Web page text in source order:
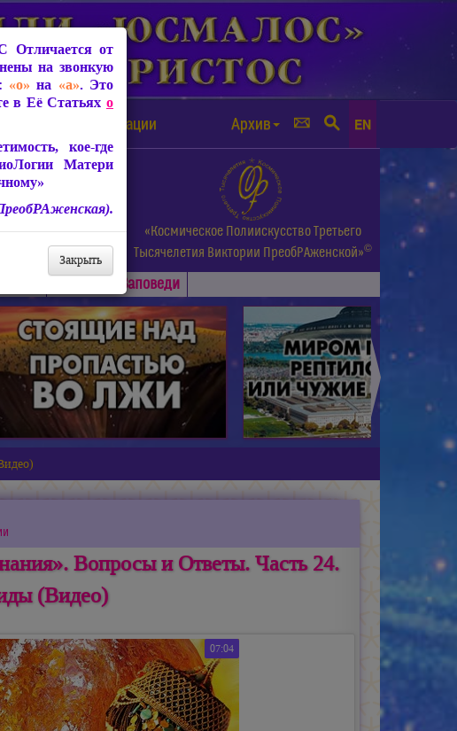
Защита от чипизации Архив EN
Мира.
Аудио и др.
«Космическое Полиискусство Третьего
Тысячелетия Виктории ПреобРАженской»©
Заповеди ►
Вопросы и Ответы. Часть 24.
(Видео)
07:04
Отличается от
на звонкую
«о» на «а». Это
в Её Статьях о
кое-где
Матери
Закрыть